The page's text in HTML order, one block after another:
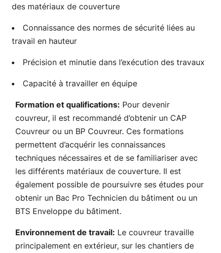
des matériaux de couverture
Connaissance des normes de sécurité liées au
travail en hauteur
Précision et minutie dans l’exécution des travaux
Capacité à travailler en équipe
Formation et qualifications: Pour devenir
couvreur, il est recommandé d’obtenir un CAP
Couvreur ou un BP Couvreur. Ces formations
permettent d’acquérir les connaissances
techniques nécessaires et de se familiariser avec
les différents matériaux de couverture. Il est
également possible de poursuivre ses études pour
obtenir un Bac Pro Technicien du bâtiment ou un
BTS Enveloppe du bâtiment.
Environnement de travail: Le couvreur travaille
principalement en extérieur, sur les chantiers de